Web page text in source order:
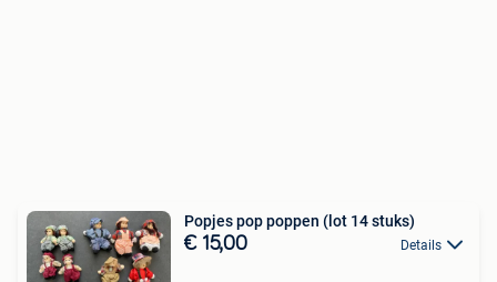
Popjes pop poppen (lot 14 stuks)
€ 15,00 Details